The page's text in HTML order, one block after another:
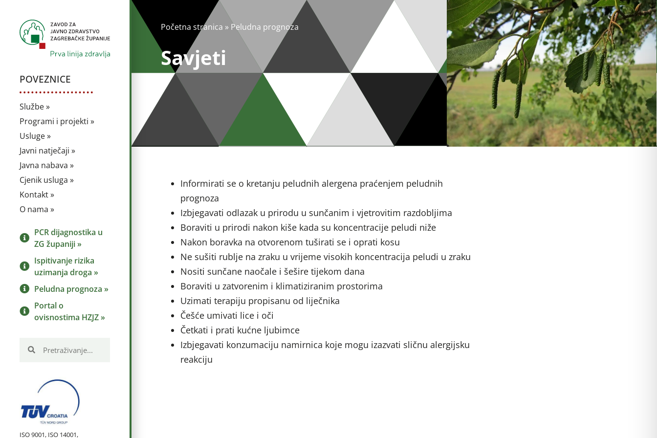
POVEZNICE
Službe »
Programi i projekti »
Usluge »
Javni natječaji »
Javna nabava »
Cjenik usluga »
Kontakt »
O nama »
PCR dijagnostika u
ZG županiji »
Ispitivanje rizika
uzimanja droga »
Peludna prognoza »
Portal o
ovisnostima HZJZ »
ISO 9001, ISO 14001,
Početna stranica » Peludna prognoza
Savjeti
Informirati se o kretanju peludnih alergena praćenjem peludnih
prognoza
Izbjegavati odlazak u prirodu u sunčanim i vjetrovitim razdobljima
Boraviti u prirodi nakon kiše kada su koncentracije peludi niže
Nakon boravka na otvorenom tuširati se i oprati kosu
Ne sušiti rublje na zraku u vrijeme visokih koncentracija peludi u zraku
Nositi sunčane naočale i šešire tijekom dana
Boraviti u zatvorenim i klimatiziranim prostorima
Uzimati terapiju propisanu od liječnika
Češće umivati lice i oči
Četkati i prati kućne ljubimce
Izbjegavati konzumaciju namirnica koje mogu izazvati sličnu alergijsku
reakciju